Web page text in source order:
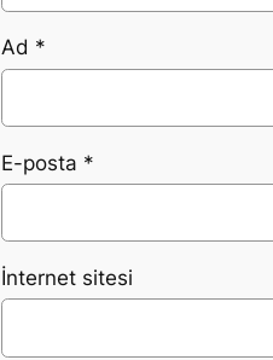
Ad *
E-posta *
İnternet sitesi